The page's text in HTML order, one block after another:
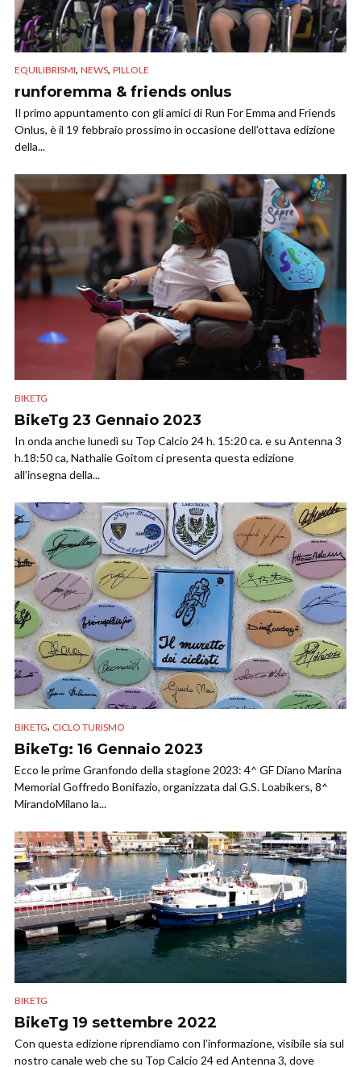
EQUILIBRISMI, NEWS, PILLOLE
runforemma & friends onlus
Il primo appuntamento con gli amici di Run For Emma and Friends
Onlus, è il 19 febbraio prossimo in occasione dell’ottava edizione
della...
BIKETG
BikeTg 23 Gennaio 2023
In onda anche lunedì su Top Calcio 24 h. 15:20 ca. e su Antenna 3
h.18:50 ca, Nathalie Goitom ci presenta questa edizione
all’insegna della...
BIKETG, CICLO TURISMO
BikeTg: 16 Gennaio 2023
Ecco le prime Granfondo della stagione 2023: 4^ GF Diano Marina
Memorial Goffredo Bonifazio, organizzata dal G.S. Loabikers, 8^
MirandoMilano la...
BIKETG
BikeTg 19 settembre 2022
Con questa edizione riprendiamo con l’informazione, visibile sia sul
nostro canale web che su Top Calcio 24 ed Antenna 3, dove